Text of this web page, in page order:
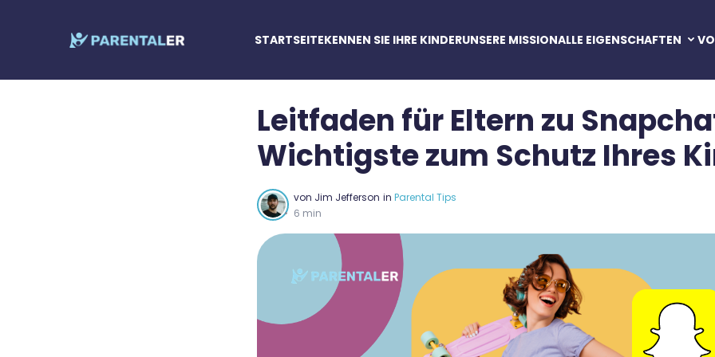
STARTSEITEKENNEN SIE IHRE KINDERUNSERE MISSIONALLE EIGENSCHAFTEN
Betriebssystem
Standort
Leitfaden für Eltern zu
Wichtigste zum Schutz Ihres
von Jim Jefferson in Parental Tips
6 min